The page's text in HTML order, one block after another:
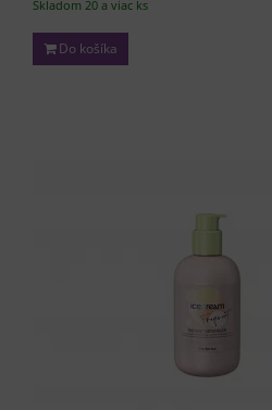
Skladom 20 a viac ks
Do košíka